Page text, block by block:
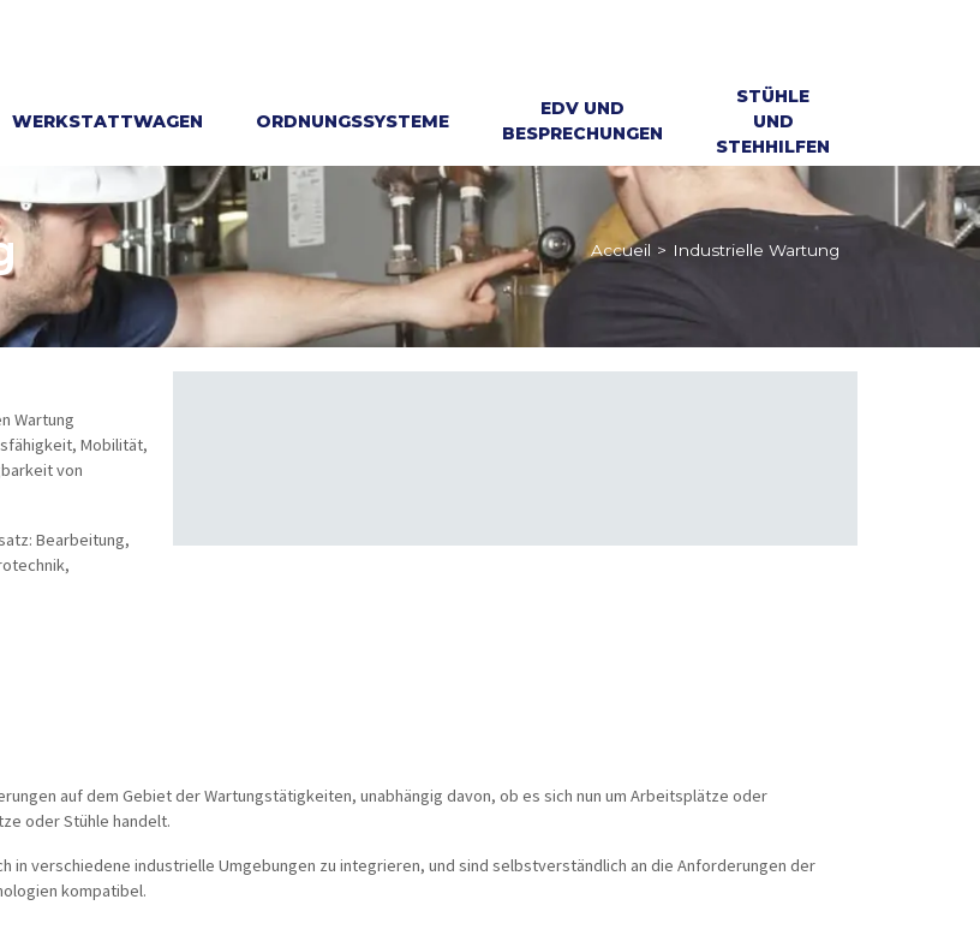
WERKSTATTWAGEN ORDNUNGSSYSTEME
EDV UND
BESPRECHUNGEN
STÜHLE
UND
STEHHILFEN
Accueil > Industrielle Wartung
Wartung
Mobilität,
von
Bearbeitung,
auf dem Gebiet der Wartungstätigkeiten, unabhängig davon, ob es sich nun um Arbeitsplätze oder
oder Stühle handelt.
in verschiedene industrielle Umgebungen zu integrieren, und sind selbstverständlich an die Anforderungen der
kompatibel.